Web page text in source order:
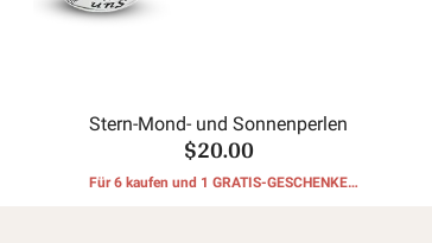
Stern-Mond- und Sonnenperlen
$20.00
Für 6 kaufen und 1 GRATIS-GESCHENKE